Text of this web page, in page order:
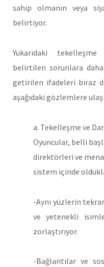
sahip olmanın veya
belirtiyor.
Yukarıdaki
belirtilen sorunlara daha
getirilen ifadeleri biraz
aşağıdaki gözlemlere
a. Tekelleşme ve
Oyuncular, belli
direktörleri ve
sistem içinde
-Aynı yüzlerin
ve yetenekli
zorlaştırıyor.
-Bağlantılar ve